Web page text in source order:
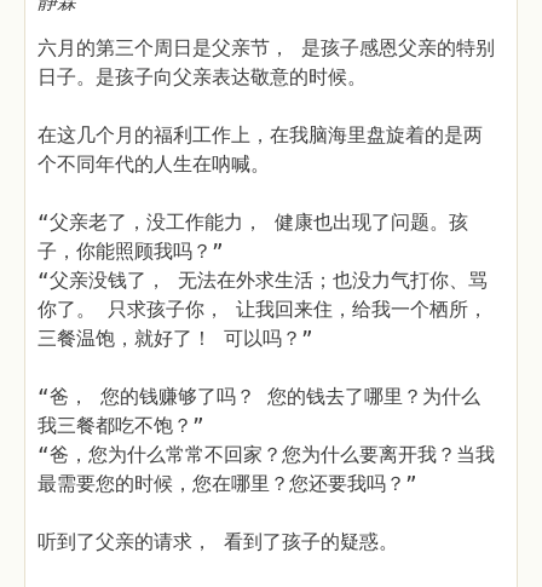
六月的第三个周日是父亲节， 是孩子感恩父亲的特别
日子。是孩子向父亲表达敬意的时候。
在这几个月的福利工作上，在我脑海里盘旋着的是两
个不同年代的人生在呐喊。
“父亲老了，没工作能力， 健康也出现了问题。孩
子，你能照顾我吗？”
“父亲没钱了， 无法在外求生活；也没力气打你、骂
你了。 只求孩子你， 让我回来住，给我一个栖所，
三餐温饱，就好了！ 可以吗？”
“爸， 您的钱赚够了吗？ 您的钱去了哪里？为什么
我三餐都吃不饱？”
“爸，您为什么常常不回家？您为什么要离开我？当我
最需要您的时候，您在哪里？您还要我吗？”
听到了父亲的请求， 看到了孩子的疑惑。